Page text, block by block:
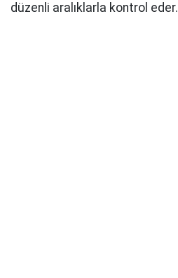
düzenli aralıklarla kontrol eder.